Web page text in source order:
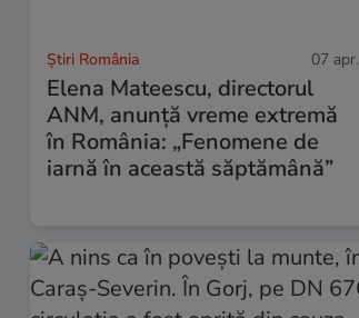
Știri România 07 apr.
Elena Mateescu, directorul
ANM, anunță vreme extremă
în România: „Fenomene de
iarnă în această săptămână”